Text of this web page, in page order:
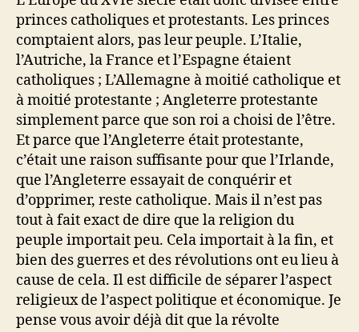
princes catholiques et protestants. Les princes
comptaient alors, pas leur peuple. L’Italie,
l’Autriche, la France et l’Espagne étaient
catholiques ; L’Allemagne à moitié catholique et
à moitié protestante ; Angleterre protestante
simplement parce que son roi a choisi de l’être.
Et parce que l’Angleterre était protestante,
c’était une raison suffisante pour que l’Irlande,
que l’Angleterre essayait de conquérir et
d’opprimer, reste catholique. Mais il n’est pas
tout à fait exact de dire que la religion du
peuple importait peu. Cela importait à la fin, et
bien des guerres et des révolutions ont eu lieu à
cause de cela. Il est difficile de séparer l’aspect
religieux de l’aspect politique et économique. Je
pense vous avoir déjà dit que la révolte